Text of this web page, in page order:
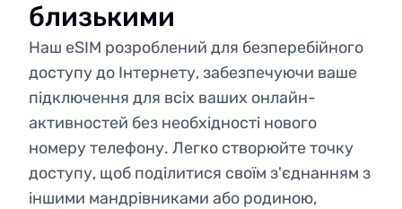
близькими
Наш eSIM розроблений для безперебійного
доступу до Інтернету, забезпечуючи ваше
підключення для всіх ваших онлайн-
активностей без необхідності нового
номеру телефону. Легко створюйте точку
доступу, щоб поділитися своїм з'єднанням з
іншими мандрівниками або родиною,